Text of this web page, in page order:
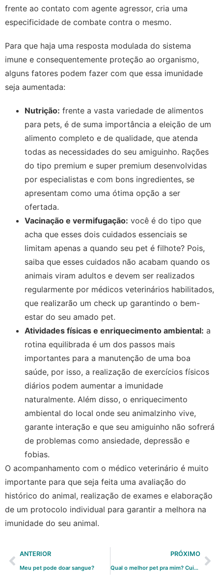
frente ao contato com agente agressor, cria uma
especificidade de combate contra o mesmo.
Para que haja uma resposta modulada do sistema
imune e consequentemente proteção ao organismo,
alguns fatores podem fazer com que essa imunidade
seja aumentada:
Nutrição: frente a vasta variedade de alimentos
para pets, é de suma importância a eleição de um
alimento completo e de qualidade, que atenda
todas as necessidades do seu amiguinho. Rações
do tipo premium e super premium desenvolvidas
por especialistas e com bons ingredientes, se
apresentam como uma ótima opção a ser
ofertada.
Vacinação e vermifugação: você é do tipo que
acha que esses dois cuidados essenciais se
limitam apenas a quando seu pet é filhote? Pois,
saiba que esses cuidados não acabam quando os
animais viram adultos e devem ser realizados
regularmente por médicos veterinários habilitados,
que realizarão um check up garantindo o bem-
estar do seu amado pet.
Atividades físicas e enriquecimento ambiental: a
rotina equilibrada é um dos passos mais
importantes para a manutenção de uma boa
saúde, por isso, a realização de exercícios físicos
diários podem aumentar a imunidade
naturalmente. Além disso, o enriquecimento
ambiental do local onde seu animalzinho vive,
garante interação e que seu amiguinho não sofrerá
de problemas como ansiedade, depressão e
fobias.
O acompanhamento com o médico veterinário é muito
importante para que seja feita uma avaliação do
histórico do animal, realização de exames e elaboração
de um protocolo individual para garantir a melhora na
imunidade do seu animal.
ANTERIOR
Meu pet pode doar sangue?
PRÓXIMO
Qual o melhor pet pra mim? Cuidados e necessidades